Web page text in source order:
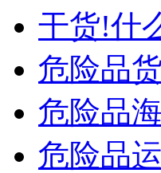
干货!什
危险品
危险品
危险品